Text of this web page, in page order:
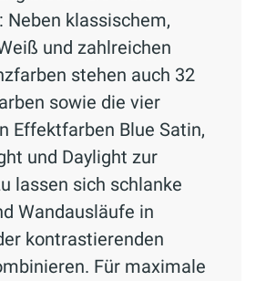
Neben klassischem,
und zahlreichen
stehen auch 32
sowie die vier
Effektfarben Blue Satin,
und Daylight zur
lassen sich schlanke
Wandausläufe in
kontrastierenden
Für maximale